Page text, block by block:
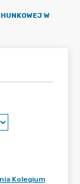
W
Kolegium